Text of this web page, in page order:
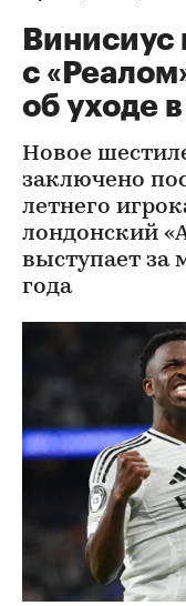
Винисиус
с
об уходе
Новое
заключено
летнего
лондонский
выступает за
года